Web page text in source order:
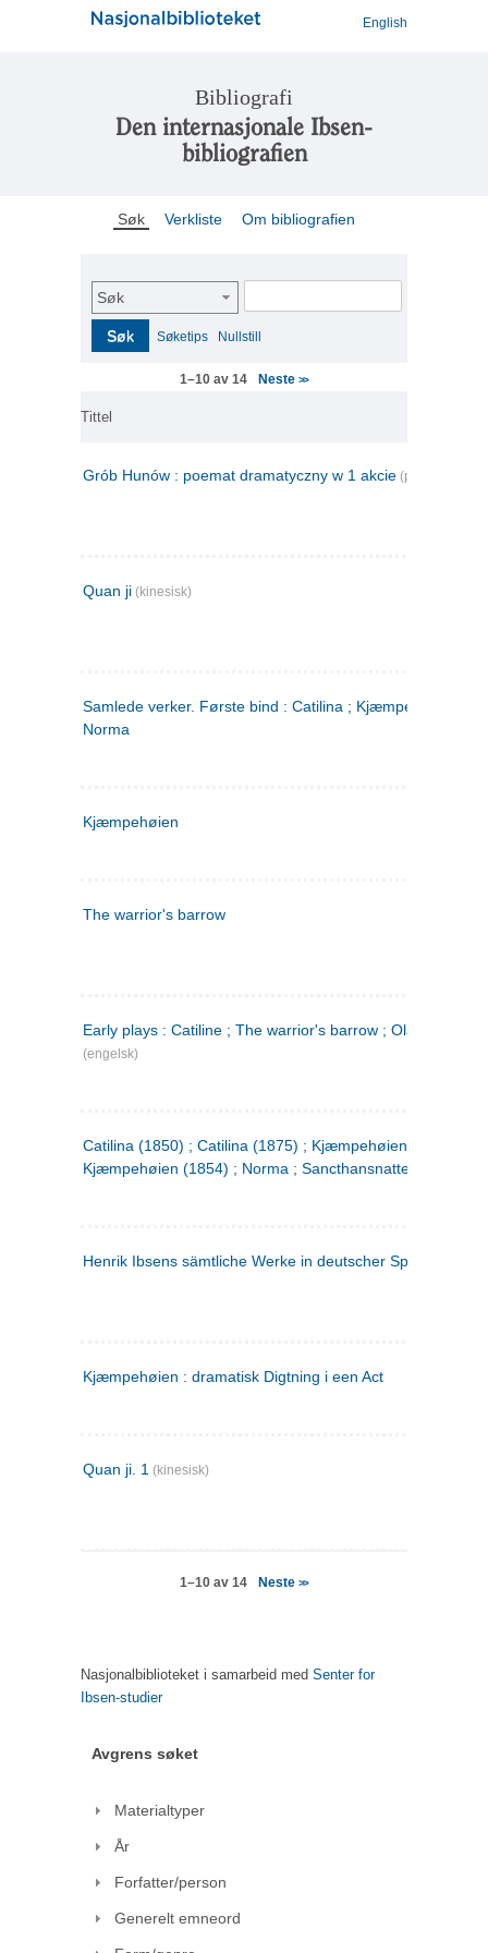
English
Bibliografi
Den internasjonale Ibsen-
bibliografien
Søk Verkliste Om bibliografien
Søk
Søk Søketips Nullstill
1–10 av 14 Neste>>
Tittel
Grób Hunów : poemat dramatyczny w 1 akcie (polsk)
Quan ji (kinesisk)
Samlede verker. Første bind : Catilina ; Kjæmpehøien ;
Norma
Kjæmpehøien
The warrior's barrow
Early plays : Catiline ; The warrior's barrow ; Olaf Liljekrans
(engelsk)
Catilina (1850) ; Catilina (1875) ; Kjæmpehøien (1850) ;
Kjæmpehøien (1854) ; Norma ; Sancthansnatten
Henrik Ibsens sämtliche Werke in deutscher Sprache. 2
Kjæmpehøien : dramatisk Digtning i een Act
Quan ji. 1 (kinesisk)
1–10 av 14 Neste>>
Nasjonalbiblioteket i samarbeid med Senter for
Ibsen-studier
Avgrens søket
Materialtyper
År
Forfatter/person
Generelt emneord